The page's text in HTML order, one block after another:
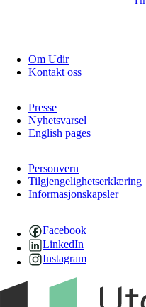
Om Udir
Kontakt oss
Presse
Nyhetsvarsel
English pages
Personvern
Tilgjengelighetserklæring
Informasjonskapsler
Facebook
LinkedIn
Instagram